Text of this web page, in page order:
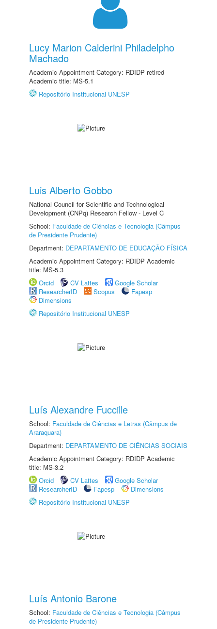
Lucy Marion Calderini Philadelpho
Machado
Academic Appointment Category: RDIDP retired
Academic title: MS-5.1
Repositório Institucional UNESP
Luis Alberto Gobbo
National Council for Scientific and Technological
Development (CNPq) Research Fellow - Level C
School: Faculdade de Ciências e Tecnologia (Câmpus
de Presidente Prudente)
Department: DEPARTAMENTO DE EDUCAÇÃO FÍSICA
Academic Appointment Category: RDIDP Academic
title: MS-5.3
Orcid
CV Lattes
Google Scholar
ResearcherID
Scopus
Fapesp
Dimensions
Repositório Institucional UNESP
Luís Alexandre Fuccille
School: Faculdade de Ciências e Letras (Câmpus de
Araraquara)
Department: DEPARTAMENTO DE CIÊNCIAS SOCIAIS
Academic Appointment Category: RDIDP Academic
title: MS-3.2
Orcid
CV Lattes
Google Scholar
ResearcherID
Fapesp
Dimensions
Repositório Institucional UNESP
Luís Antonio Barone
School: Faculdade de Ciências e Tecnologia (Câmpus
de Presidente Prudente)